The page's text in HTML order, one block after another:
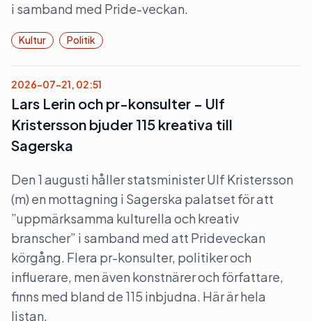
i samband med Pride-veckan.
Kultur Politik
2026-07-21, 02:51
Lars Lerin och pr-konsulter – Ulf
Kristersson bjuder 115 kreativa till
Sagerska
Den 1 augusti håller statsminister Ulf Kristersson
(m) en mottagning i Sagerska palatset för att
”uppmärksamma kulturella och kreativ
branscher” i samband med att Prideveckan
körgång. Flera pr-konsulter, politiker och
influerare, men även konstnärer och författare,
finns med bland de 115 inbjudna. Här är hela
listan.